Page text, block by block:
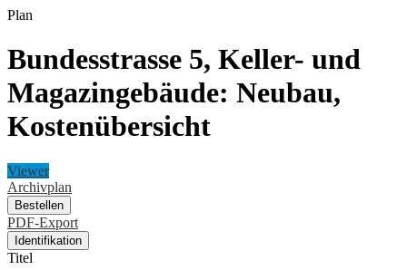
Plan
Bundesstrasse 5, Keller- und
Magazingebäude: Neubau,
Kostenübersicht
Viewer
Archivplan
Bestellen
PDF-Export
Identifikation
Titel